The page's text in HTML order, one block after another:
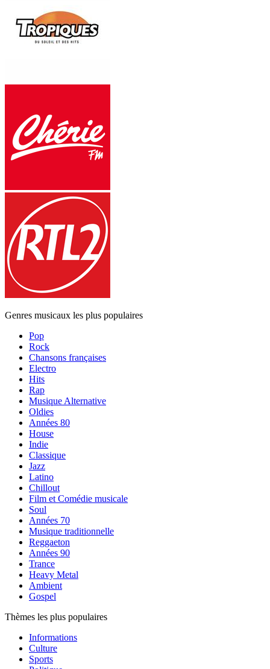
Genres musicaux les plus populaires
Pop
Rock
Chansons françaises
Electro
Hits
Rap
Musique Alternative
Oldies
Années 80
House
Indie
Classique
Jazz
Latino
Chillout
Film et Comédie musicale
Soul
Années 70
Musique traditionnelle
Reggaeton
Années 90
Trance
Heavy Metal
Ambient
Gospel
Thèmes les plus populaires
Informations
Culture
Sports